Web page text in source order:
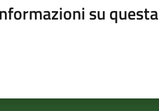
su questa